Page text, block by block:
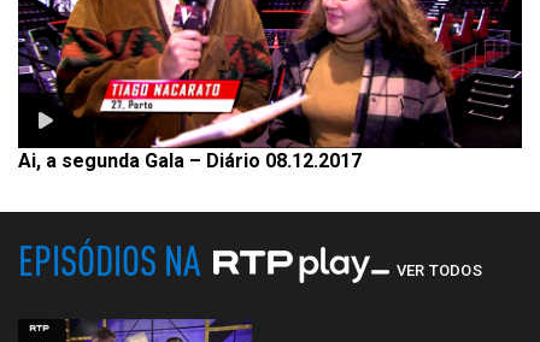
Ai, a segunda Gala – Diário 08.12.2017
EPISÓDIOS NA VER TODOS